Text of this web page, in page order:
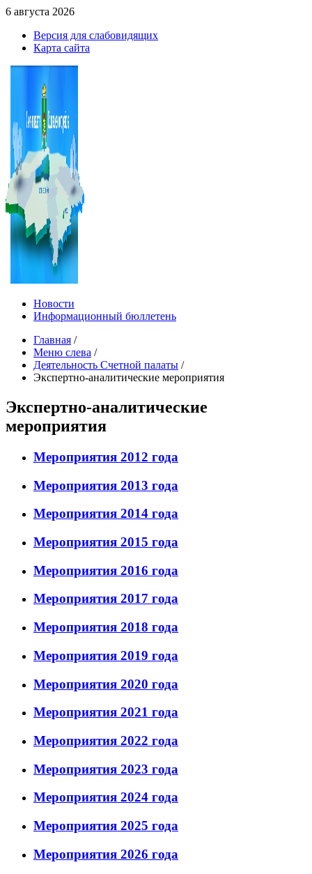
6 августа 2026
Версия для слабовидящих
Карта сайта
Новости
Информационный бюллетень
Главная /
Меню слева /
Деятельность Счетной палаты /
Экспертно-аналитические мероприятия
Экспертно-аналитические
мероприятия
Мероприятия 2012 года
Мероприятия 2013 года
Мероприятия 2014 года
Мероприятия 2015 года
Мероприятия 2016 года
Мероприятия 2017 года
Мероприятия 2018 года
Мероприятия 2019 года
Мероприятия 2020 года
Мероприятия 2021 года
Мероприятия 2022 года
Мероприятия 2023 года
Мероприятия 2024 года
Мероприятия 2025 года
Мероприятия 2026 года